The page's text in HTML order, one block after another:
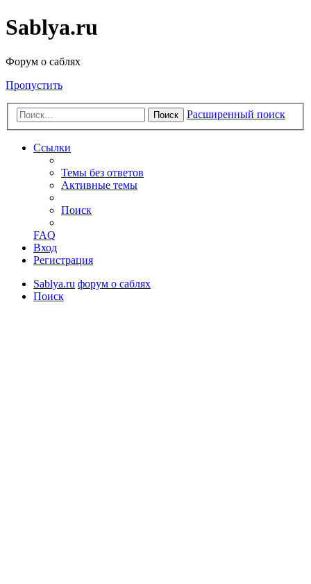
Sablya.ru
Форум о саблях
Пропустить
Поиск Расширенный поиск
Ссылки
Темы без ответов
Активные темы
Поиск
FAQ
Вход
Регистрация
Sablya.ru форум о саблях
Поиск